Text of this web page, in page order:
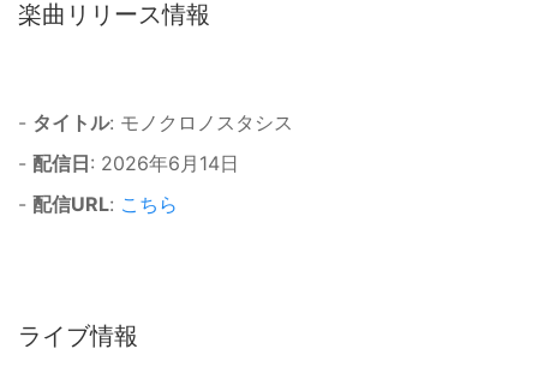
楽曲リリース情報
- タイトル: モノクロノスタシス
- 配信日 : 2026年6月14日
- 配信URL: こちら
ライブ情報